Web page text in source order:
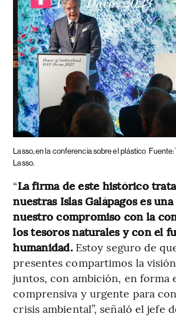
Lasso, en la conferencia sobre el plástico
Lasso.
“La firma de este histórico
nuestras Islas Galápagos es
nuestro compromiso con la
los tesoros naturales y con el
humanidad.Estoy seguro de
presentes compartimos la
juntos, con ambición, en forma
comprensiva y urgente para
crisis ambiental”, señaló el jefe